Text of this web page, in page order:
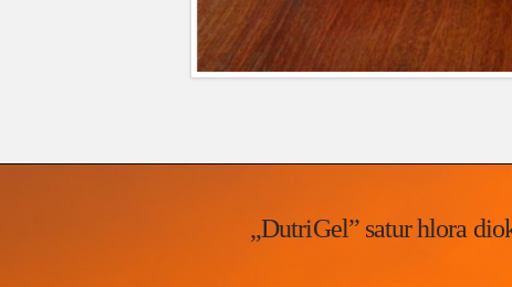
„DutriGel” satur hlora